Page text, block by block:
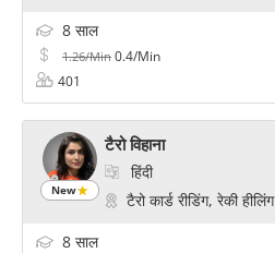
8 साल
1.26/Min 0.4/Min
401
New
टैरो विहाना
हिंदी
टैरो कार्ड रीडिंग, रेकी हीलिंग
8 साल